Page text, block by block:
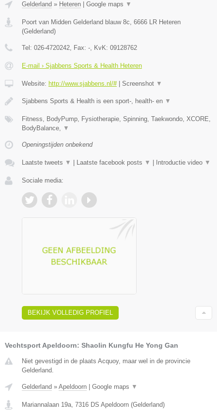
Gelderland » Heteren Google maps ▼
Poort van Midden Gelderland blauw 8c, 6666 LR Heteren
(Gelderland)
Tel: 026-4720242, Fax: -, KvK: 09128762
E-mail › Sjabbens Sports & Health Heteren
Website: http://www.sjabbens.nl/#| Screenshot ▼
Sjabbens Sports & Health is een sport-, health- en ▼
Fitness, BodyPump, Fysiotherapie, Spinning, Taekwondo, XCORE,
BodyBalance, ▼
Openingstijden onbekend
Laatste tweets ▼ Laatste facebook posts ▼ Introductie video ▼
Sociale media:
BEKIJK VOLLEDIG PROFIEL
Vechtsport Apeldoorn: Shaolin Kungfu He Yong Gan
Niet gevestigd in de plaats Acquoy, maar wel in de provincie
Gelderland.
Gelderland » Apeldoorn Google maps ▼
Mariannalaan 19a 7316 DS Apeldoorn (Gelderland)